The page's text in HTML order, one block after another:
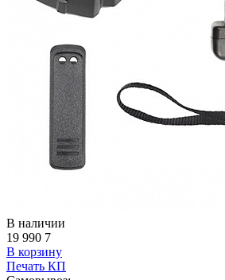
В наличии
19 990 7
В корзину
Печать КП